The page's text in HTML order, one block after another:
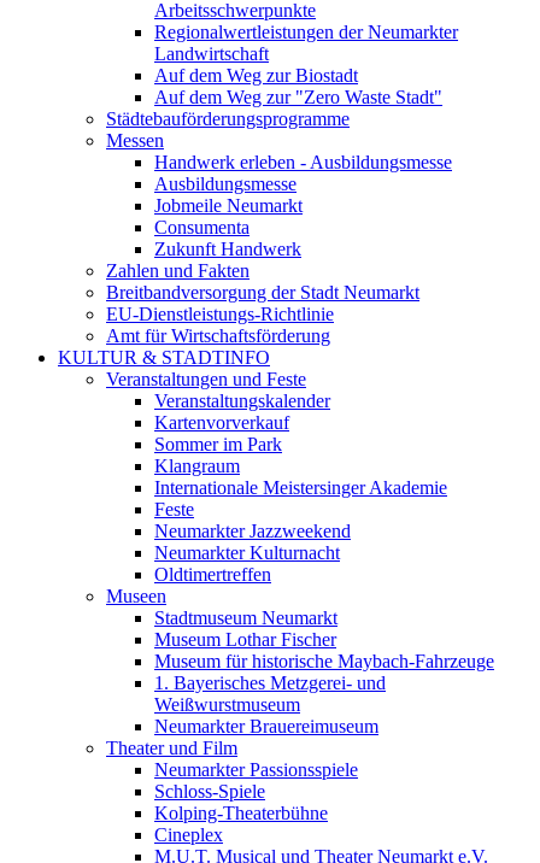
Arbeitsschwerpunkte
Regionalwertleistungen der Neumarkter
Landwirtschaft
Auf dem Weg zur Biostadt
Auf dem Weg zur "Zero Waste Stadt"
Städtebauförderungsprogramme
Messen
Handwerk erleben - Ausbildungsmesse
Ausbildungsmesse
Jobmeile Neumarkt
Consumenta
Zukunft Handwerk
Zahlen und Fakten
Breitbandversorgung der Stadt Neumarkt
EU-Dienstleistungs-Richtlinie
Amt für Wirtschaftsförderung
KULTUR & STADTINFO
Veranstaltungen und Feste
Veranstaltungskalender
Kartenvorverkauf
Sommer im Park
Klangraum
Internationale Meistersinger Akademie
Feste
Neumarkter Jazzweekend
Neumarkter Kulturnacht
Oldtimertreffen
Museen
Stadtmuseum Neumarkt
Museum Lothar Fischer
Museum für historische Maybach-Fahrzeuge
1. Bayerisches Metzgerei- und
Weißwurstmuseum
Neumarkter Brauereimuseum
Theater und Film
Neumarkter Passionsspiele
Schloss-Spiele
Kolping-Theaterbühne
Cineplex
M.U.T. Musical und Theater Neumarkt e.V.